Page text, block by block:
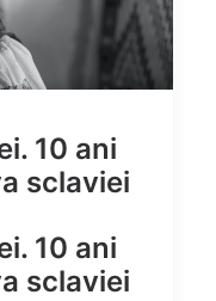
10 ani
sclaviei
10 ani
sclaviei